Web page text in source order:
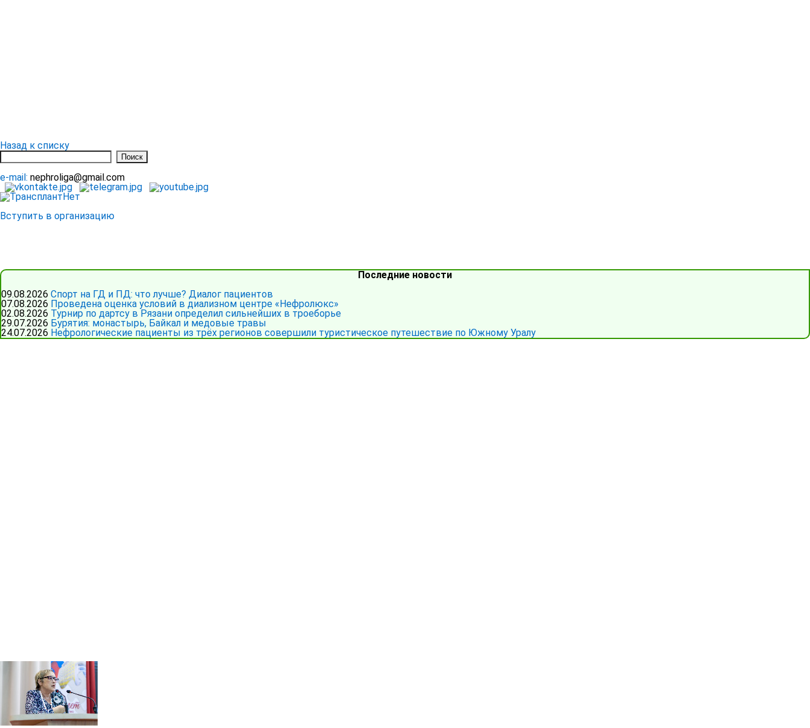
Назад к списку
e-mail: nephroliga@gmail.com
Вступить в организацию
Последние новости
09.08.2026 Спорт на ГД и ПД: что лучше? Диалог пациентов
07.08.2026 Проведена оценка условий в диализном центре «Нефролюкс»
02.08.2026 Турнир по дартсу в Рязани определил сильнейших в троеборье
29.07.2026 Бурятия: монастырь, Байкал и медовые травы
24.07.2026 Нефрологические пациенты из трёх регионов совершили туристическое путешествие по Южному Уралу